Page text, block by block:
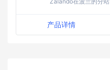
产品详情